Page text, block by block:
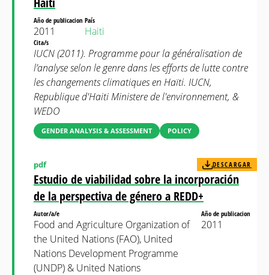
Año de publicacion
2011
País
Haiti
Cita/s
IUCN (2011). Programme pour la généralisation de
l’analyse selon le genre dans les efforts de lutte contre
les changements climatiques en Haïti. IUCN,
Republique d'Haiti Ministere de l'environnement, &
WEDO
GENDER ANALYSIS & ASSESSMENT POLICY
Estudio de viabilidad sobre la incorporación
de la perspectiva de género a REDD+
pdf DESCARGAR
Autor/a/e
Food and Agriculture Organization of
the United Nations (FAO), United
Nations Development Programme
(UNDP) & United Nations
Año de publicacion
2011